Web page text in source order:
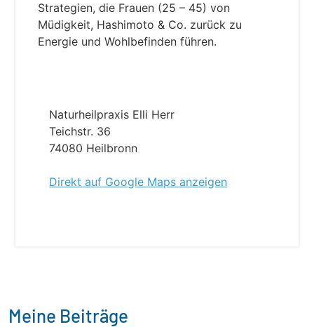
Strategien, die Frauen (25 – 45) von
Müdigkeit, Hashimoto & Co. zurück zu
Energie und Wohlbefinden führen.
Naturheilpraxis Elli Herr
Teichstr. 36
74080 Heilbronn
Direkt auf Google Maps anzeigen
Meine Beiträge